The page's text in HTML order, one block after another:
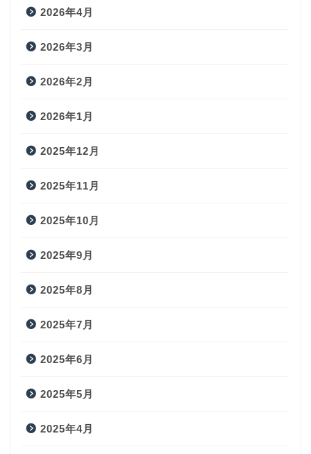
2026年4月
2026年3月
2026年2月
2026年1月
2025年12月
2025年11月
2025年10月
2025年9月
2025年8月
2025年7月
2025年6月
2025年5月
2025年4月